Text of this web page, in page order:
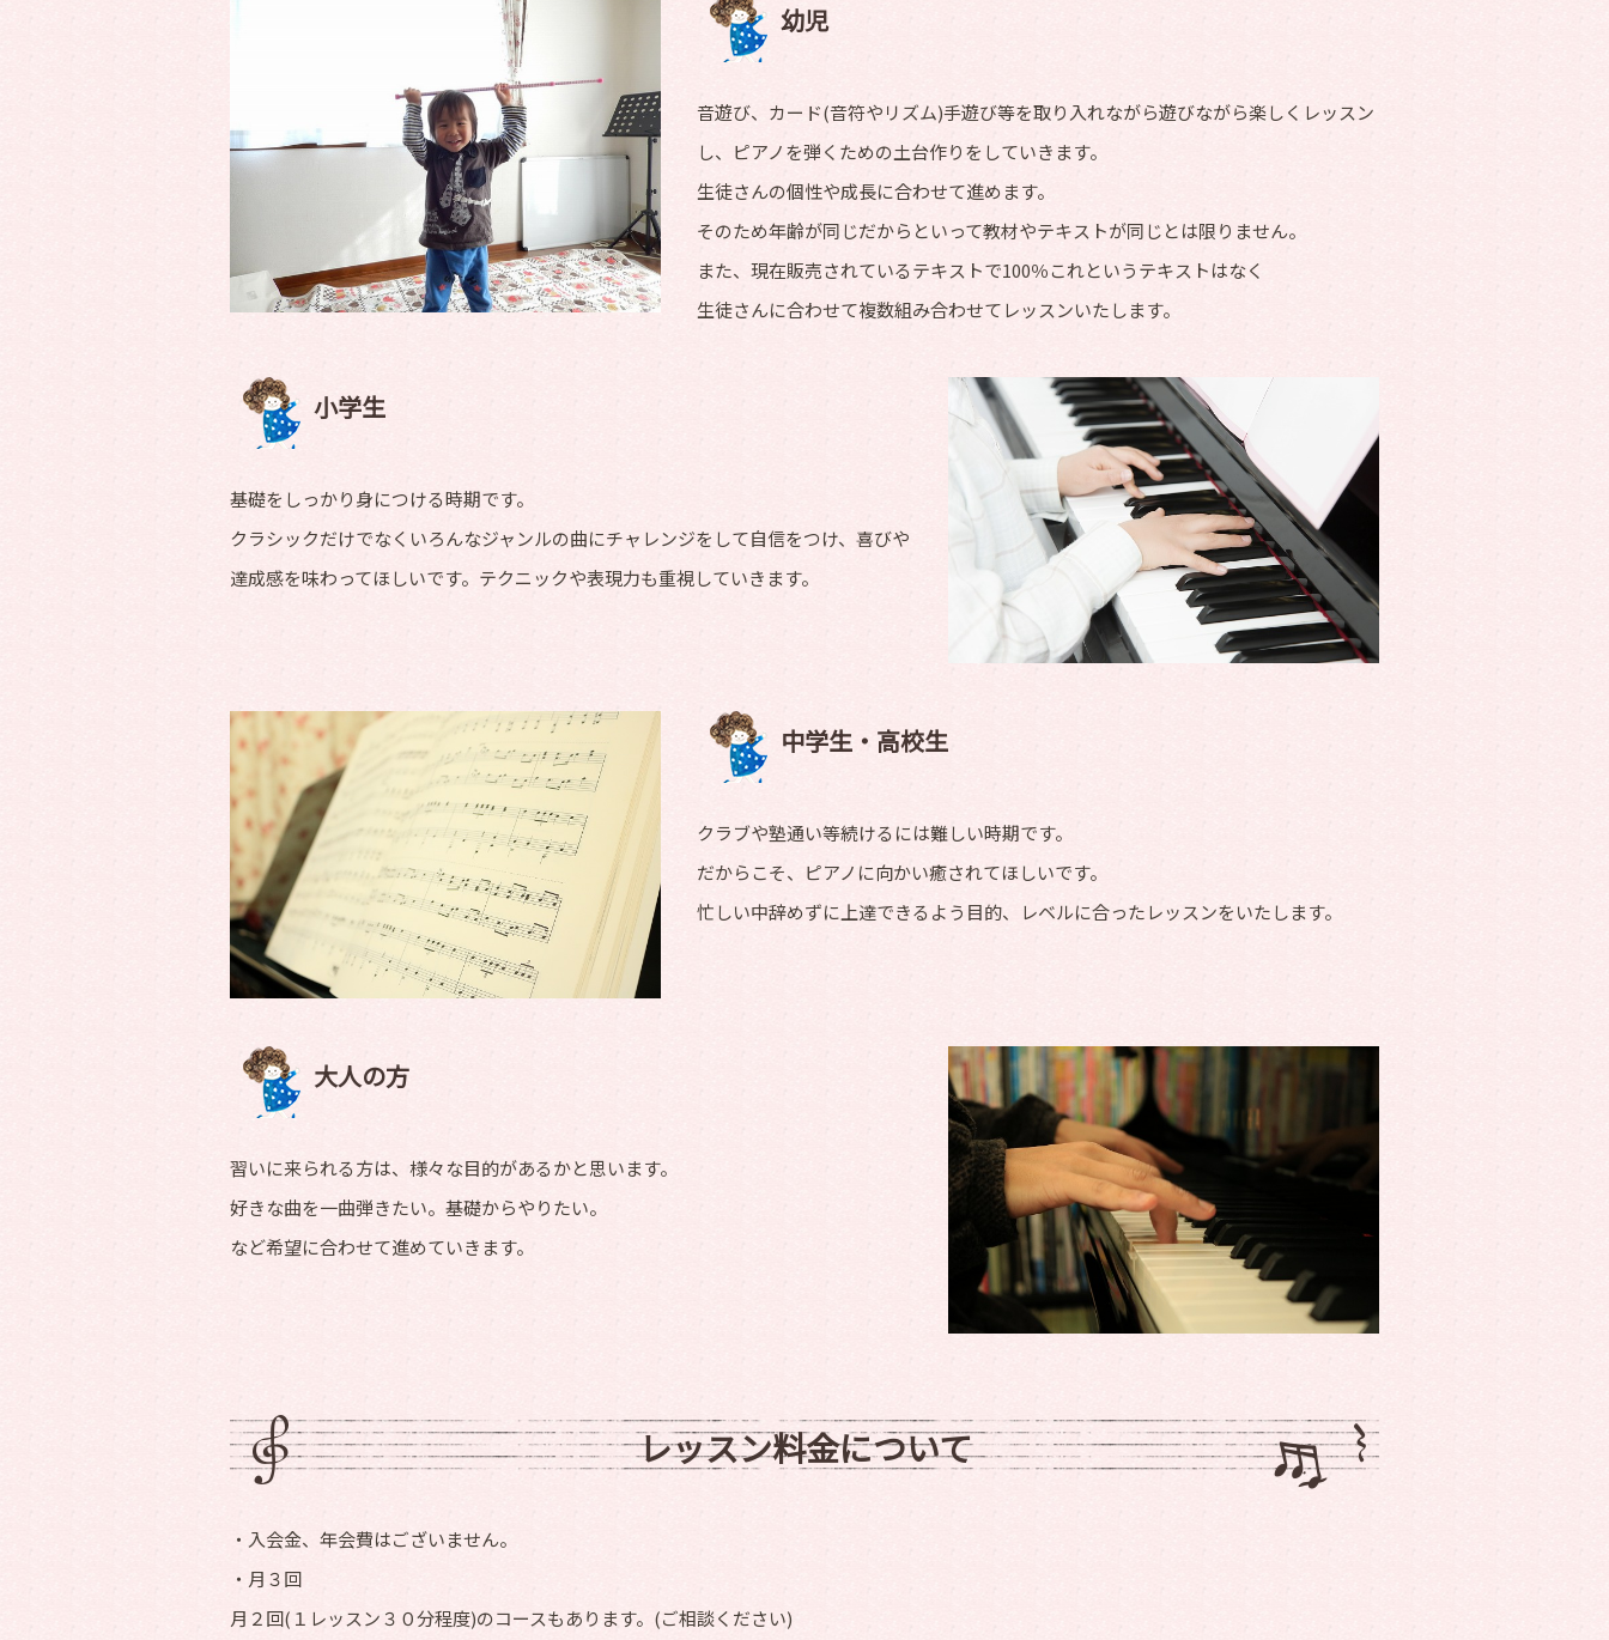
幼児
音遊び、カード(音符やリズム)手遊び等を取り入れながら遊びながら楽しくレッスン
し、ピアノを弾くための土台作りをしていきます。
生徒さんの個性や成長に合わせて進めます。
そのため年齢が同じだからといって教材やテキストが同じとは限りません。
また、現在販売されているテキストで100％これというテキストはなく
生徒さんに合わせて複数組み合わせてレッスンいたします。
小学生
基礎をしっかり身につける時期です。
クラシックだけでなくいろんなジャンルの曲にチャレンジをして自信をつけ、喜びや
達成感を味わってほしいです。テクニックや表現力も重視していきます。
中学生・高校生
クラブや塾通い等続けるには難しい時期です。
だからこそ、ピアノに向かい癒されてほしいです。
忙しい中辞めずに上達できるよう目的、レベルに合ったレッスンをいたします。
大人の方
習いに来られる方は、様々な目的があるかと思います。
好きな曲を一曲弾きたい。基礎からやりたい。
など希望に合わせて進めていきます。
レッスン料金について
・入会金、年会費はございません。
・月３回
月２回(１レッスン３０分程度)のコースもあります。(ご相談ください)